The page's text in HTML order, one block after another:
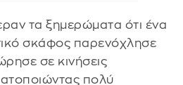
τα ξημερώματα ότι ένα
σκάφος παρενόχλησε
σε κινήσεις
πολύ